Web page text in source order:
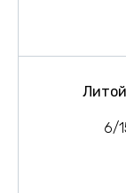
Литой
6/